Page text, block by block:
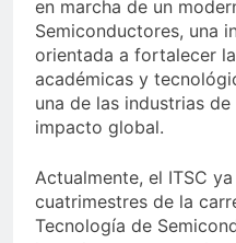
en marcha de un
Semiconductores, una
orientada a fortalecer
académicas y
una de las industrias
impacto global.
Actualmente, el ITSC
cuatrimestres de la
Tecnología de